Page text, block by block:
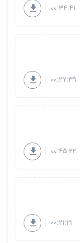
00:34:41
00:27:39
00:45:22
00:21:21